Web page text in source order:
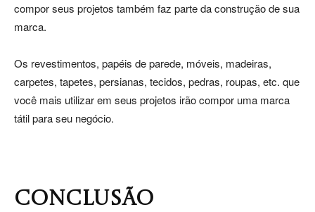
compor seus projetos também faz parte da construção de sua
marca.
Os revestimentos, papéis de parede, móveis, madeiras,
carpetes, tapetes, persianas, tecidos, pedras, roupas, etc. que
você mais utilizar em seus projetos irão compor uma marca
tátil para seu negócio.
CONCLUSÃO